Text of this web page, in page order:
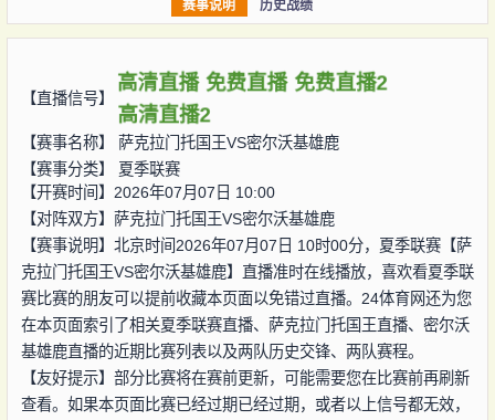
赛事说明 历史战绩
【直播信号】
高清直播 免费直播 免费直播2
高清直播2
【赛事名称】 萨克拉门托国王VS密尔沃基雄鹿
【赛事分类】 夏季联赛
【开赛时间】2026年07月07日 10:00
【对阵双方】 萨克拉门托国王VS密尔沃基雄鹿
【赛事说明】北京时间2026年07月07日 10时00分，夏季联赛【萨
克拉门托国王VS密尔沃基雄鹿】直播准时在线播放，喜欢看夏季联
赛比赛的朋友可以提前收藏本页面以免错过直播。24体育网还为您
在本页面索引了相关夏季联赛直播、萨克拉门托国王直播、密尔沃
基雄鹿直播的近期比赛列表以及两队历史交锋、两队赛程。
【友好提示】部分比赛将在赛前更新，可能需要您在比赛前再刷新
查看。如果本页面比赛已经过期已经过期，或者以上信号都无效，